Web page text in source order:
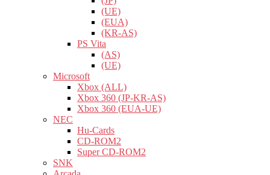
(UE)
(EUA)
(KR-AS)
PS Vita
(AS)
(UE)
Microsoft
Xbox (ALL)
Xbox 360 (JP-KR-AS)
Xbox 360 (EUA-UE)
NEC
Hu-Cards
CD-ROM2
Super CD-ROM2
SNK